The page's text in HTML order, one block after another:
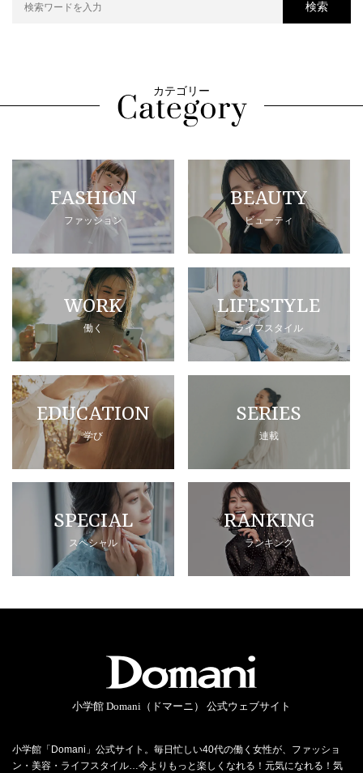
検索
カテゴリー
FASHION
ファッション
BEAUTY
ビューティ
WORK
働く
LIFESTYLE
ライフスタイル
EDUCATION
学び
SERIES
連載
SPECIAL
スペシャル
RANKING
ランキング
小学館 Domani（ドマーニ） 公式ウェブサイト
小学館「Domani」公式サイト。毎日忙しい40代の働く女性が、ファッショ
ン・美容・ライフスタイル…今よりもっと楽しくなれる！元気になれる！気